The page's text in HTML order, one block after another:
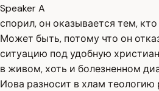
Speaker A
спорил, он оказывается тем,
Может быть, потому что он
ситуацию под удобную
в живом, хоть и болезненном
Иова разносит в хлам